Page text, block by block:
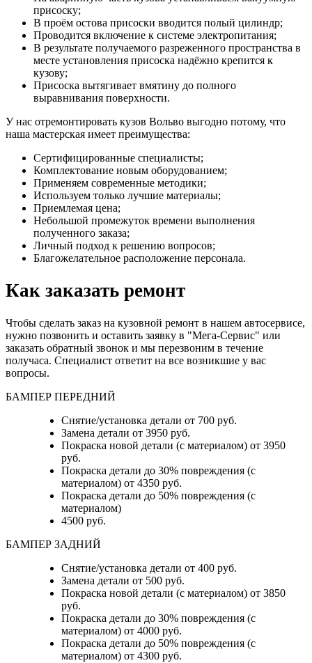
присоску;
В проём остова присоски вводится полый цилиндр;
Проводится включение к системе электропитания;
В результате получаемого разреженного пространства в
месте установления присоска надёжно крепится к
кузову;
Присоска вытягивает вмятину до полного
выравнивания поверхности.
У нас отремонтировать кузов Вольво выгодно потому, что
наша мастерская имеет преимущества:
Сертифицированные специалисты;
Комплектование новым оборудованием;
Применяем современные методики;
Используем только лучшие материалы;
Приемлемая цена;
Небольшой промежуток времени выполнения
полученного заказа;
Личный подход к решению вопросов;
Благожелательное расположение персонала.
Как заказать ремонт
Чтобы сделать заказ на кузовной ремонт в нашем автосервисе,
нужно позвонить и оставить заявку в "Мега-Сервис" или
заказать обратный звонок и мы перезвоним в течение
получаса. Специалист ответит на все возникшие у вас
вопросы.
БАМПЕР ПЕРЕДНИЙ
Снятие/установка детали от 700 руб.
Замена детали от 3950 руб.
Покраска новой детали (с материалом) от 3950
руб.
Покраска детали до 30% повреждения (с
материалом) от 4350 руб.
Покраска детали до 50% повреждения (с
материалом)
4500 руб.
БАМПЕР ЗАДНИЙ
Снятие/установка детали от 400 руб.
Замена детали от 500 руб.
Покраска новой детали (с материалом) от 3850
руб.
Покраска детали до 30% повреждения (с
материалом) от 4000 руб.
Покраска детали до 50% повреждения (с
материалом) от 4300 руб.